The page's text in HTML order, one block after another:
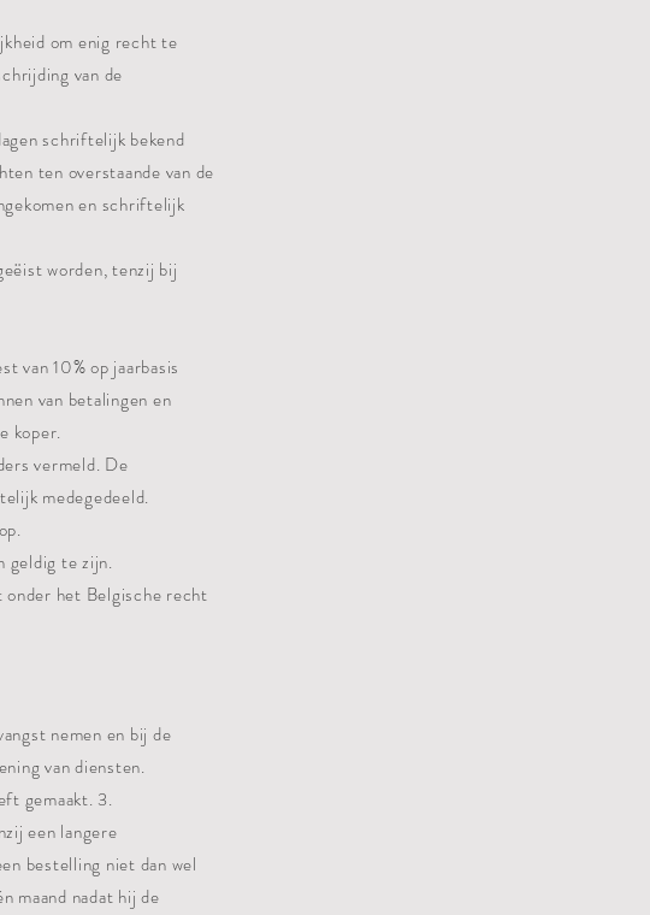
om enig recht te
van de
schriftelijk bekend
ten overstaande van de
en schriftelijk
worden, tenzij bij
van 10% op jaarbasis
van betalingen en
koper.
vermeld. De
medegedeeld.
geldig te zijn.
onder het Belgische recht
nemen en bij de
van diensten.
gemaakt. 3.
een langere
bestelling niet dan wel
maand nadat hij de